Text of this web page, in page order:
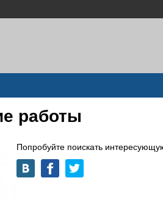
работы
Попробуйте поискать